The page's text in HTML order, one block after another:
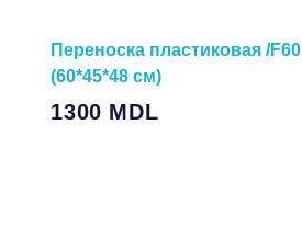
Переноска пластиковая /F60
(60*45*48 см)
1300 MDL